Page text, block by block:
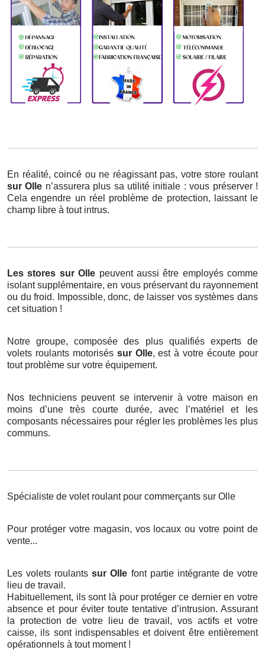
En réalité, coincé ou ne réagissant pas, votre store roulant
sur Olle n’assurera plus sa utilité initiale : vous préserver !
Cela engendre un réel problème de protection, laissant le
champ libre à tout intrus.
Les stores sur Olle peuvent aussi être employés comme
isolant supplémentaire, en vous préservant du rayonnement
ou du froid. Impossible, donc, de laisser vos systèmes dans
cet situation !
Notre groupe, composée des plus qualifiés experts de
volets roulants motorisés sur Olle, est à votre écoute pour
tout problème sur votre équipement.
Nos techniciens peuvent se intervenir à votre maison en
moins d’une très courte durée, avec l’matériel et les
composants nécessaires pour régler les problèmes les plus
communs.
Spécialiste de volet roulant pour commerçants sur Olle
Pour protéger votre magasin, vos locaux ou votre point de
vente...
Les volets roulantssur Olle font partie intégrante de votre
lieu de travail.
Habituellement, ils sont là pour protéger ce dernier en votre
absence et pour éviter toute tentative d’intrusion. Assurant
la protection de votre lieu de travail, vos actifs et votre
caisse, ils sont indispensables et doivent être entièrement
opérationnels à tout moment !